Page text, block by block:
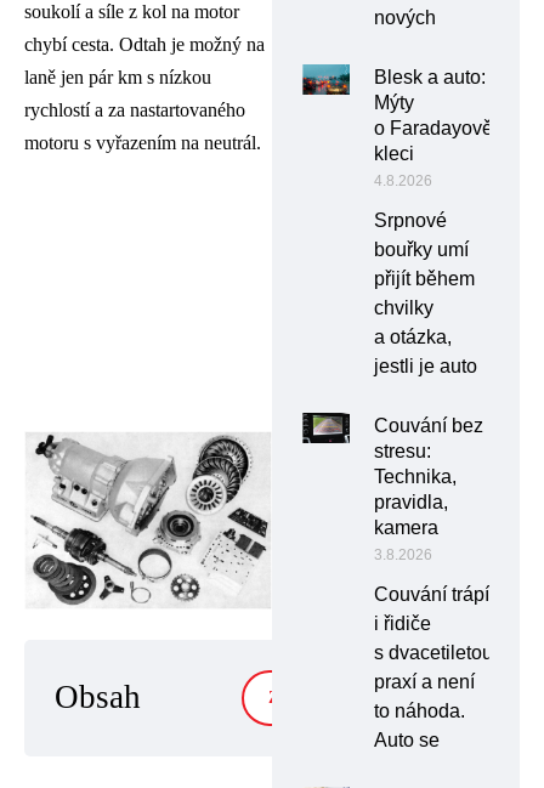
soukolí a síle z kol na motor
chybí cesta. Odtah je možný na
laně jen pár km s nízkou
rychlostí a za nastartovaného
motoru s vyřazením na neutrál.
Obsah ZOBRAZIT
nových
Blesk a auto:
Mýty
o Faradayově
kleci
4.8.2026
Srpnové
bouřky umí
přijít během
chvilky
a otázka,
jestli je auto
Couvání bez
stresu:
Technika,
pravidla,
kamera
3.8.2026
Couvání trápí
i řidiče
s dvacetiletou
praxí a není
to náhoda.
Auto se